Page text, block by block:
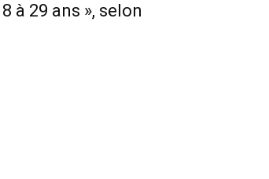
à 29 ans », selon